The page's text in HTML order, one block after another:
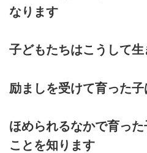
なります
子どもたちはこうして
励ましを受けて育った
ほめられるなかで育っ
ことを知ります